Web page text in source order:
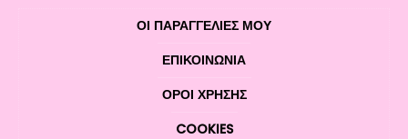
ΟΙ ΠΑΡΑΓΓΕΛΙΕΣ ΜΟΥ
ΕΠΙΚΟΙΝΩΝΊΑ
ΌΡΟΙ ΧΡΉΣΗΣ
COOKIES